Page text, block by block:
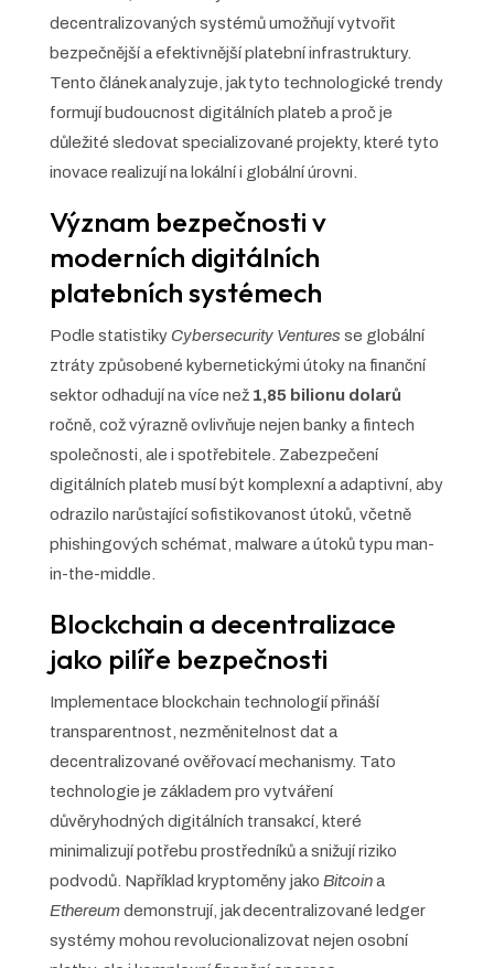
decentralizovaných systémů umožňují vytvořit
bezpečnější a efektivnější platební infrastruktury.
Tento článek analyzuje, jak tyto technologické trendy
formují budoucnost digitálních plateb a proč je
důležité sledovat specializované projekty, které tyto
inovace realizují na lokální i globální úrovni.
Význam bezpečnosti v
moderních digitálních
platebních systémech
Podle statistiky Cybersecurity Ventures se globální
ztráty způsobené kybernetickými útoky na finanční
sektor odhadují na více než 1,85 bilionu dolarů
ročně, což výrazně ovlivňuje nejen banky a fintech
společnosti, ale i spotřebitele. Zabezpečení
digitálních plateb musí být komplexní a adaptivní, aby
odrazilo narůstající sofistikovanost útoků, včetně
phishingových schémat, malware a útoků typu man-
in-the-middle.
Blockchain a decentralizace
jako pilíře bezpečnosti
Implementace blockchain technologií přináší
transparentnost, nezměnitelnost dat a
decentralizované ověřovací mechanismy. Tato
technologie je základem pro vytváření
důvěryhodných digitálních transakcí, které
minimalizují potřebu prostředníků a snižují riziko
podvodů. Například kryptoměny jako Bitcoina
Ethereumdemonstrují, jak decentralizované ledger
systémy mohou revolucionalizovat nejen osobní